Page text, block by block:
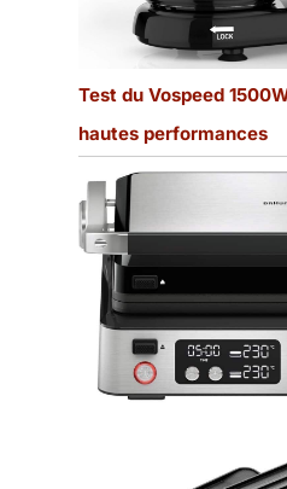
Test du Vospeed
hautes performances